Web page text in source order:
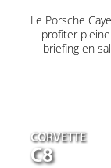
Le Porsche
profiter
briefing en
CORVETTE
C8